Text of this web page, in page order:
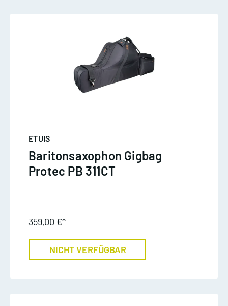
ETUIS
Baritonsaxophon Gigbag
Protec PB 311CT
359,00 €*
NICHT VERFÜGBAR